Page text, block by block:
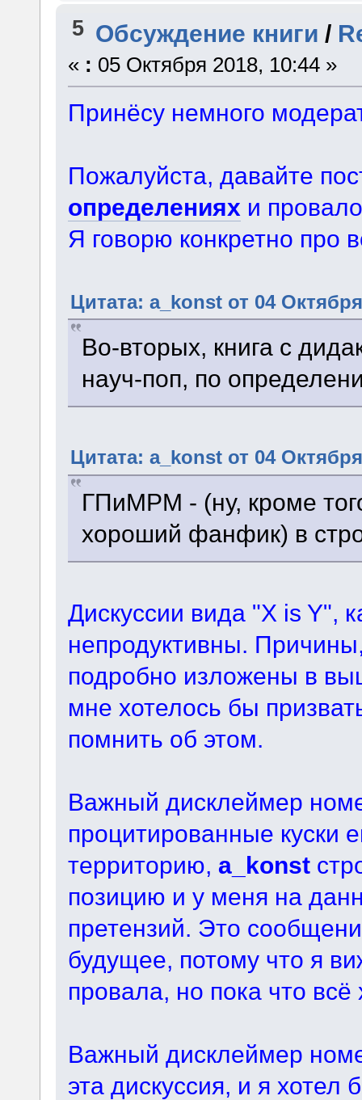
5 Обсуждение книги /
« : 05 Октября 2018, 10:44 »
Принёсу немного
Пожалуйста, давайте
определениях и
Я говорю конкретно про
Цитата: a_konst от 04
Во-вторых, книга с
науч-поп, по
Цитата: a_konst от 04
ГПиМРМ - (ну, кроме
хороший фанфик) в
Дискуссии вида "X is Y",
непродуктивны.
подробно изложены в
мне хотелось бы
помнить об этом.
Важный дисклеймер
процитированные куски
территорию, a_konst
позицию и у меня на
претензий. Это
будущее, потому что я
провала, но пока что
Важный дисклеймер
эта дискуссия, и я